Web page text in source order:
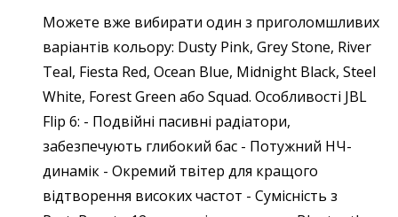
Можете вже вибирати один з приголомшливих
варіантів кольору: Dusty Pink, Grey Stone, River
Teal, Fiesta Red, Ocean Blue, Midnight Black, Steel
White, Forest Green або Squad. Особливості JBL
Flip 6: - Подвійні пасивні радіатори,
забезпечують глибокий бас - Потужний НЧ-
динамік - Окремий твітер для кращого
відтворення високих частот - Сумісність з